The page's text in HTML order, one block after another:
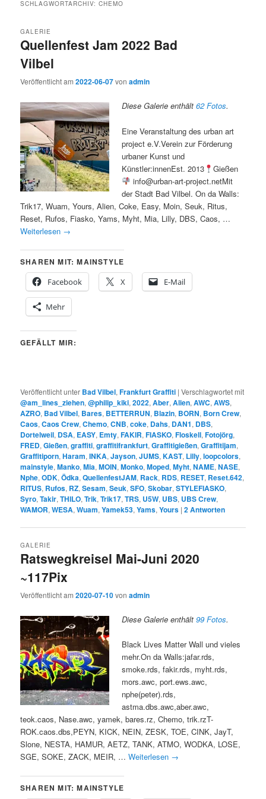
SCHLAGWORTARCHIV:CHEMO
Quellenfest Jam 2022 Bad
Vilbel
GALERIE
Veröffentlicht am2022-06-07vonadmin
Diese Galerie enthält62 Fotos.
Eine Veranstaltung des urban art
project e.V.Verein zur Förderung
urbaner Kunst und
Künstler:innenEst. 2013
Gießen
info@urban-art-project.netMit
der Stadt Bad Vilbel. On da Walls:
Trik17, Wuam, Yours, Alien, Coke, Easy, Moin, Seuk, Ritus,
Reset, Rufos, Fiasko, Yams, Myht, Mia, Lilly, DBS, Caos, …
Weiterlesen →
SHAREN MIT: MAINSTYLE
Facebook
X E-Mail
Mehr
GEFÄLLT MIR:
Veröffentlicht unter Bad Vilbel,Frankfurt Graffiti |Verschlagwortet mit
@am_lines_ziehen,@philip_kiki,2022,Aber,Alien,AWC,AWS,
AZRO, Bad Vilbel, Bares, BETTERRUN, Blazin, BORN, Born Crew,
Caos,Caos Crew,Chemo,CNB,coke, Dahs, DAN1, DBS,
Dortelweil, DSA, EASY, Emty,FAKIR,FIASKO,Floskell,Fotojörg,
FRED,Gießen,graffiti,graffitifrankfurt,Graffitigießen,Graffitijam,
Graffitiporn,Haram,INKA,Jayson,JUMS,KAST, Lilly,loopcolors,
mainstyle,Manko,Mia,MOIN,Monko,Moped,Myht,NAME,NASE,
Nphe,ODK,Ödka,QuellenfestJAM, Rack, RDS, RESET, Reset.642,
RITUS, Rufos, RZ,Sesam,Seuk,SFO,Skobar,STYLEFIASKO,
Syro,Takir,THILO,Trik,Trik17,TRS, U5W, UBS, UBS Crew,
WAMOR,WESA,Wuam,Yamek53,Yams,Yours |2Antworten
Ratswegkreisel Mai-Juni 2020
~117Pix
GALERIE
Veröffentlicht am2020-07-10vonadmin
Diese Galerie enthält99 Fotos.
Black Lives Matter Wall und vieles
mehr.On da Walls:jafar.rds,
smoke.rds, fakir.rds, myht.rds,
mors.awc, port.ews.awc,
nphe(peter).rds,
astma.dbs.awc,aber.awc,
teok.caos, Nase.awc, yamek, bares.rz, Chemo, trik.rzT-
ROK.caos.dbs,PEYN, KICK, NEIN, ZESK, TOE, CINK, JayT,
Slone, NESTA, HAMUR, AETZ, TANK, ATMO, WODKA, LOSE,
SGE, SOKE, ZACK, MEIR, …Weiterlesen →
SHAREN MIT: MAINSTYLE